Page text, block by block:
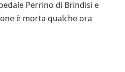
Perrino di Brindisi e
è morta qualche ora